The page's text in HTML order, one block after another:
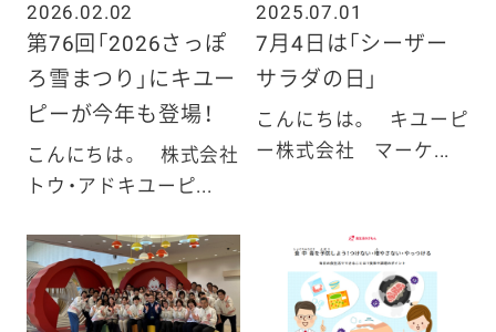
2026.02.02
第76回「2026さっぽ
ろ雪まつり」にキユー
ピーが今年も登場！
こんにちは。 株式会社
トウ・アドキユーピ...
2025.07.01
7月4日は「シーザー
サラダの日」
こんにちは。 キユーピ
ー株式会社 マーケ...